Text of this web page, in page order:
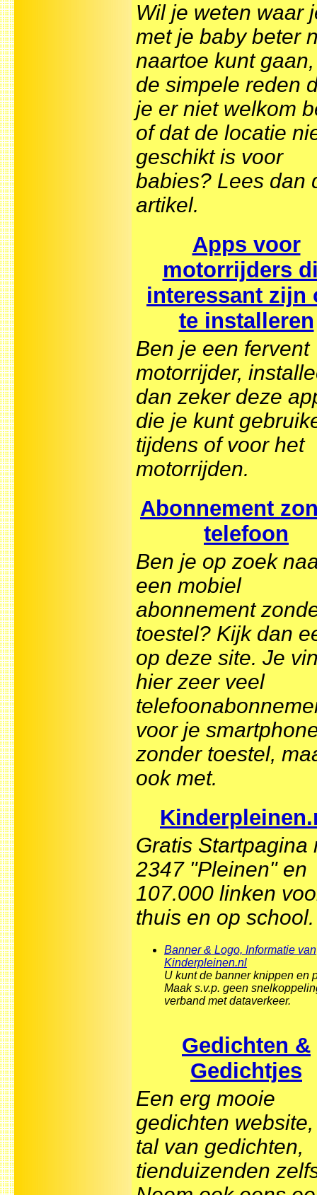
Wil je weten waar
met je baby beter
naartoe kunt
de simpele reden
je er niet welkom
of dat de locatie
geschikt is voor
babies? Lees dan
artikel.
Apps voor
motorrijders
interessant zijn
te installeren
Ben je een fervent
motorrijder,
dan zeker deze
die je kunt
tijdens of voor het
motorrijden.
Abonnement
telefoon
Ben je op zoek
een mobiel
abonnement
toestel? Kijk dan
op deze site. Je
hier zeer veel
voor je
zonder toestel,
ook met.
Gratis Startpagina
2347 "Pleinen" en
107.000 linken
thuis en op school.
Banner & Logo, Informatie van
Kinderpleinen.nl
U kunt de banner knippen en
Maak s.v.p. geen
verband met dataverkeer.
Gedichten &
Gedichtjes
Een erg mooie
gedichten
tal van gedichten,
tienduizenden